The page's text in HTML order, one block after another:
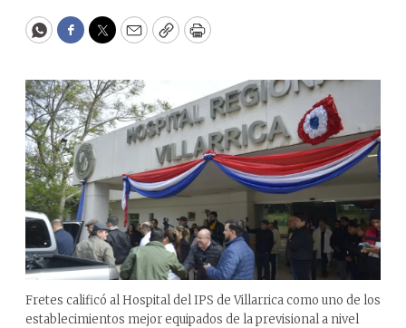
WhatsApp
Facebook
Twitter
EmailCopyPrint
Fretes calificó al Hospital del IPS de Villarrica como uno de los
establecimientos mejor equipados de la previsional a nivel